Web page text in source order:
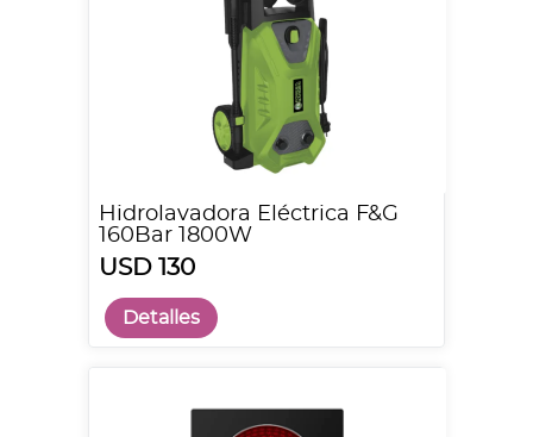
Hidrolavadora Eléctrica F&G
160Bar 1800W
USD 130
Detalles